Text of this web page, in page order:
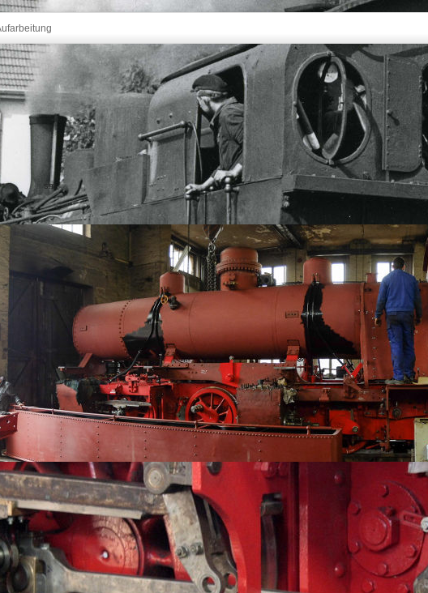
11sm
Gottes Schutz gestellt
2015
segnet historische Lokomotive
hat die Interessengemeinschaft Brohltal-Schmalspureisenbahn e. V. (IBS) ihre
„11
sm“ unter den Schutz des Hl. Christopherus stellen lassen. Der Brohler
die Lok am Samstag im Beisein von Mitgliedern der IBS und zahlreicher Brohler